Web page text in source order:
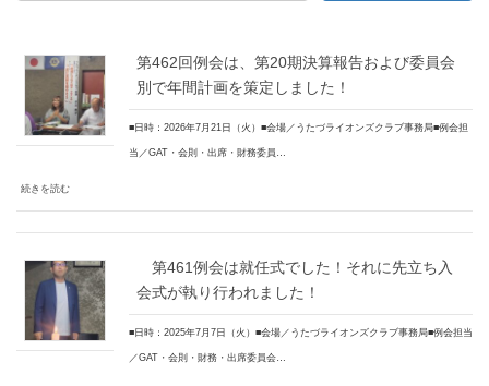
第462回例会は、第20期決算報告および委員会
別で年間計画を策定しました！
■日時：2026年7月21日（火）■会場／うたづライオンズクラブ事務局■例会担
当／GAT・会則・出席・財務委員…
続きを読む
第461例会は就任式でした！それに先立ち入
会式が執り行われました！
■日時：2025年7月7日（火）■会場／うたづライオンズクラブ事務局■例会担当
／GAT・会則・財務・出席委員会…